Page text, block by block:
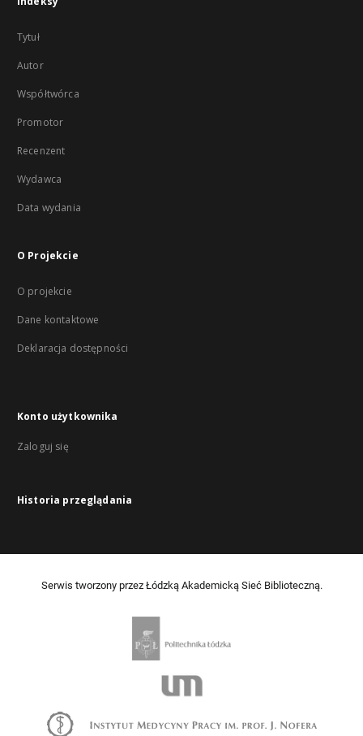
Tytuł
Autor
Współtwórca
Promotor
Recenzent
Wydawca
Data wydania
O Projekcie
O projekcie
Dane kontaktowe
Deklaracja dostępności
Konto użytkownika
Zaloguj się
Historia przeglądania
Serwis tworzony przez Łódzką Akademicką Sieć Biblioteczną.